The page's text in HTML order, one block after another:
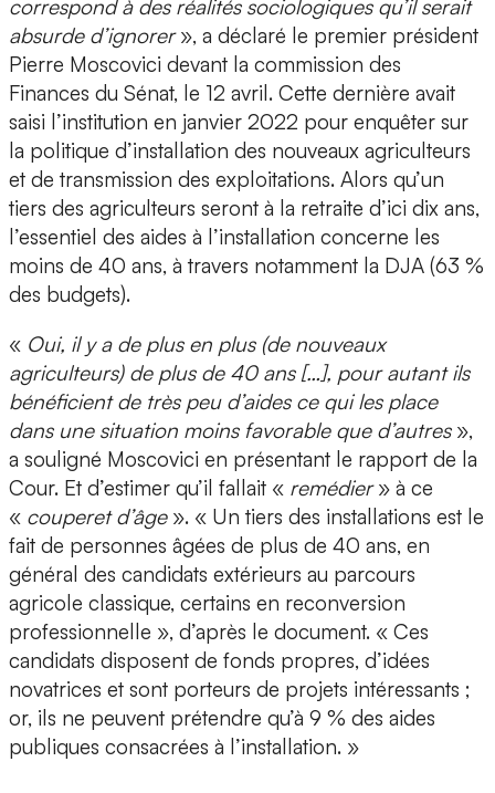
correspond à des réalités sociologiques qu’il serait
absurde d’ignorer», a déclaré le premier président
Pierre Moscovici devant la commission des
Finances du Sénat, le 12 avril. Cette dernière avait
saisi l’institution en janvier 2022 pour enquêter sur
la politique d’installation des nouveaux agriculteurs
et de transmission des exploitations. Alors qu’un
tiers des agriculteurs seront à la retraite d’ici dix ans,
l’essentiel des aides à l’installation concerne les
moins de 40 ans, à travers notamment la DJA (63 %
des budgets).
« Oui, il y a de plus en plus (de nouveaux
agriculteurs) de plus de 40 ans […], pour autant ils
bénéficient de très peu d’aides ce qui les place
dans une situation moins favorable que d’autres»,
a souligné Moscovici en présentant le rapport de la
Cour. Et d’estimer qu’il fallait « remédier» à ce
« couperet d’âge». « Un tiers des installations est le
fait de personnes âgées de plus de 40 ans, en
général des candidats extérieurs au parcours
agricole classique, certains en reconversion
professionnelle », d’après le document. « Ces
candidats disposent de fonds propres, d’idées
novatrices et sont porteurs de projets intéressants ;
or, ils ne peuvent prétendre qu’à 9 % des aides
publiques consacrées à l’installation. »